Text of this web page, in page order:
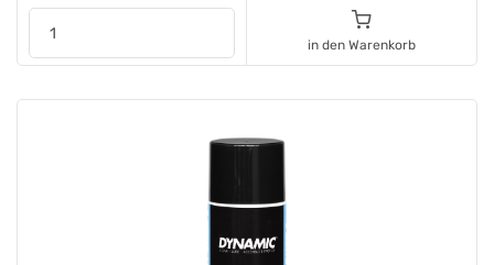
in den Warenkorb